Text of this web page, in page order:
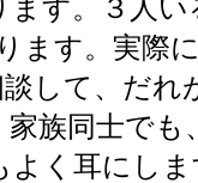
す。３人
ます。実際
して、だれ
族同士で
よく耳にし